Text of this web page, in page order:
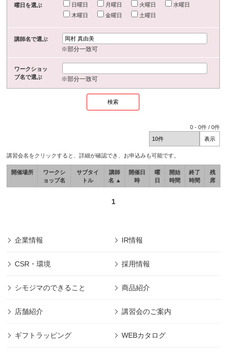
曜日を選ぶ 日曜日 月曜日 火曜日
水曜日
木曜日
金曜日 土曜日
講師名で選ぶ
※部分一致可
ワークショッ
プ名で選ぶ
※部分一致可
0 -0件 /0件
講習会名をクリックすると、詳細が確認でき、お申込みも可能です。
開催場所
ワークシ
ョップ名
サブタイ
トル
講師
名 ▲
開催日
時
曜
日
開始
時間
終了
時間
残
席
1
企業情報 IR情報
CSR・環境 採用情報
シモジマのできること 商品紹介
店舗紹介 講習会のご案内
ギフトラッピング WEBカタログ